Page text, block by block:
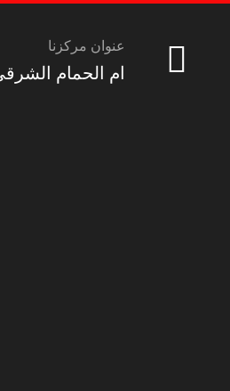
عنوان مركزنا
ام الحمام